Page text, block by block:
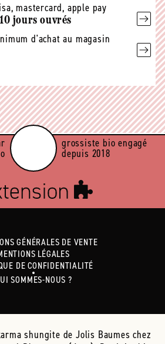
mastercard, apple pay
jours ouvrés
d'achat au magasin
grossiste bio engagé
depuis 2018
GÉNÉRALES DE VENTE
LÉGALES
DE CONFIDENTIALITÉ
SOMMES-NOUS ?
shungite de Jolis Baumes chez